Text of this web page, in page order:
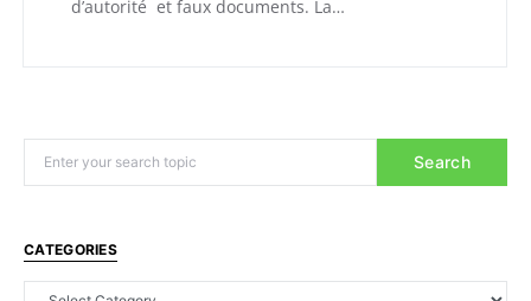
d’autorité et faux documents. La…
Search
CATEGORIES